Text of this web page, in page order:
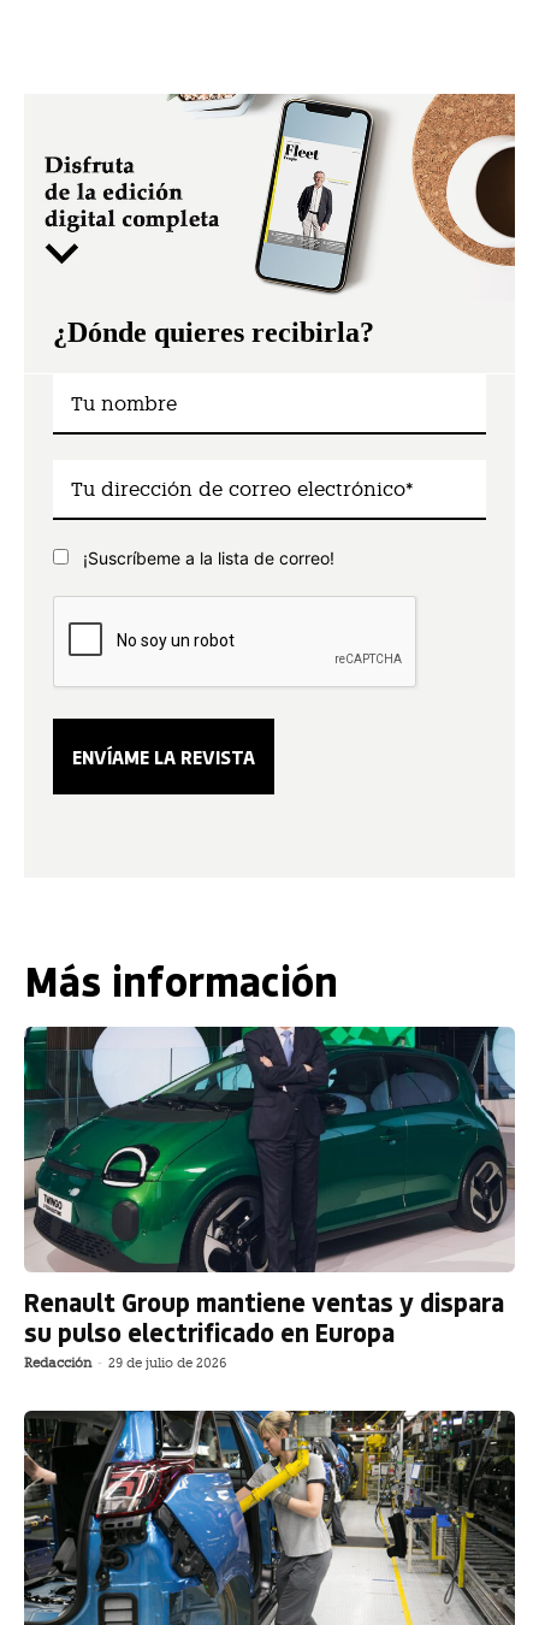
¿Dónde quieres recibirla?
¡Suscríbeme a la lista de correo!
Más información
Renault Group mantiene ventas y dispara
su pulso electrificado en Europa
Redacción - 29 de julio de 2026